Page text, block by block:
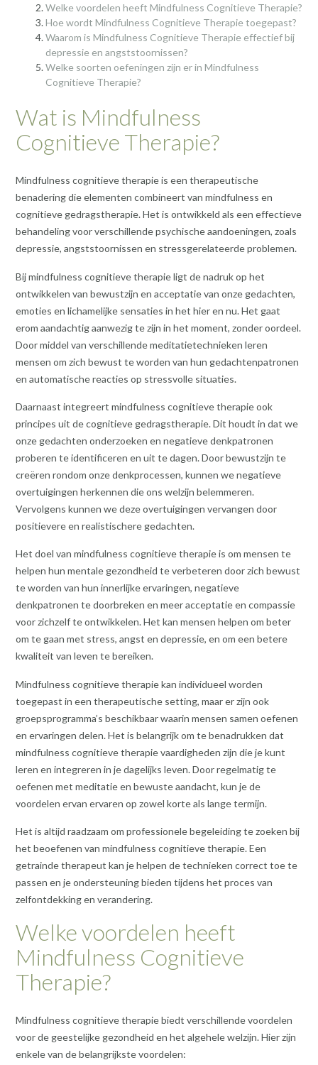
Welke voordelen heeft Mindfulness Cognitieve Therapie?
Hoe wordt Mindfulness Cognitieve Therapie toegepast?
Waarom is Mindfulness Cognitieve Therapie effectief bij
depressie en angststoornissen?
Welke soorten oefeningen zijn er in Mindfulness
Cognitieve Therapie?
Wat is Mindfulness
Cognitieve Therapie?
Mindfulness cognitieve therapie is een therapeutische
benadering die elementen combineert van mindfulness en
cognitieve gedragstherapie. Het is ontwikkeld als een effectieve
behandeling voor verschillende psychische aandoeningen, zoals
depressie, angststoornissen en stressgerelateerde problemen.
Bij mindfulness cognitieve therapie ligt de nadruk op het
ontwikkelen van bewustzijn en acceptatie van onze gedachten,
emoties en lichamelijke sensaties in het hier en nu. Het gaat
erom aandachtig aanwezig te zijn in het moment, zonder oordeel.
Door middel van verschillende meditatietechnieken leren
mensen om zich bewust te worden van hun gedachtenpatronen
en automatische reacties op stressvolle situaties.
Daarnaast integreert mindfulness cognitieve therapie ook
principes uit de cognitieve gedragstherapie. Dit houdt in dat we
onze gedachten onderzoeken en negatieve denkpatronen
proberen te identificeren en uit te dagen. Door bewustzijn te
creëren rondom onze denkprocessen, kunnen we negatieve
overtuigingen herkennen die ons welzijn belemmeren.
Vervolgens kunnen we deze overtuigingen vervangen door
positievere en realistischere gedachten.
Het doel van mindfulness cognitieve therapie is om mensen te
helpen hun mentale gezondheid te verbeteren door zich bewust
te worden van hun innerlijke ervaringen, negatieve
denkpatronen te doorbreken en meer acceptatie en compassie
voor zichzelf te ontwikkelen. Het kan mensen helpen om beter
om te gaan met stress, angst en depressie, en om een betere
kwaliteit van leven te bereiken.
Mindfulness cognitieve therapie kan individueel worden
toegepast in een therapeutische setting, maar er zijn ook
groepsprogramma’s beschikbaar waarin mensen samen oefenen
en ervaringen delen. Het is belangrijk om te benadrukken dat
mindfulness cognitieve therapie vaardigheden zijn die je kunt
leren en integreren in je dagelijks leven. Door regelmatig te
oefenen met meditatie en bewuste aandacht, kun je de
voordelen ervan ervaren op zowel korte als lange termijn.
Het is altijd raadzaam om professionele begeleiding te zoeken bij
het beoefenen van mindfulness cognitieve therapie. Een
getrainde therapeut kan je helpen de technieken correct toe te
passen en je ondersteuning bieden tijdens het proces van
zelfontdekking en verandering.
Welke voordelen heeft
Mindfulness Cognitieve
Therapie?
Mindfulness cognitieve therapie biedt verschillende voordelen
voor de geestelijke gezondheid en het algehele welzijn. Hier zijn
enkele van de belangrijkste voordelen: